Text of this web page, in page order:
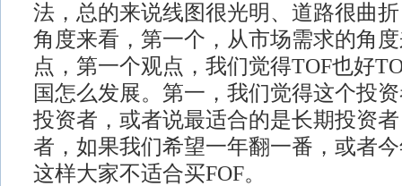
法，总的来说线图很光明、道路很曲
角度来看，第一个，从市场需求的角
点，第一个观点，我们觉得TOF也好
国怎么发展。第一，我们觉得这个投
投资者，或者说最适合的是长期投资
者，如果我们希望一年翻一番，或者
这样大家不适合买FOF。